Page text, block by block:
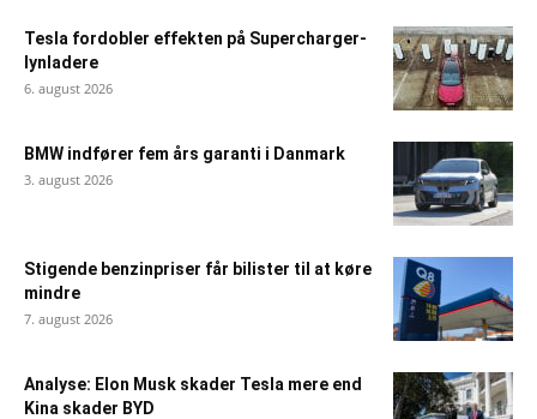
Tesla fordobler effekten på Supercharger-
lynladere
6. august 2026
BMW indfører fem års garanti i Danmark
3. august 2026
Stigende benzinpriser får bilister til at køre
mindre
7. august 2026
Analyse: Elon Musk skader Tesla mere end
Kina skader BYD